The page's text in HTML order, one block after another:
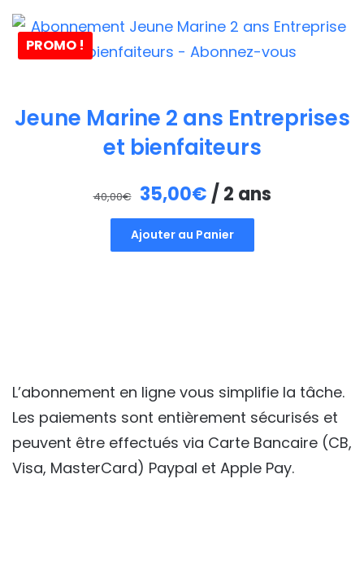
PROMO !
Jeune Marine 2 ans Entreprises
et bienfaiteurs
40,00€
Le
prix
initial
35,00€Le
prix
actuel
/ 2 ans
Ajouter au Panier
L’abonnement en ligne vous simplifie la tâche.
Les paiements sont entièrement sécurisés et
peuvent être effectués via Carte Bancaire (CB,
Visa, MasterCard) Paypal et Apple Pay.